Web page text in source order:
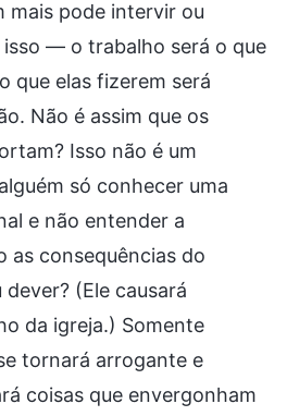
mais pode intervir ou
— o trabalho será o que
que elas fizerem será
Não é assim que os
Isso não é um
só conhecer uma
e não entender a
as consequências do
(Ele causará
da igreja.) Somente
tornará arrogante e
coisas que envergonham